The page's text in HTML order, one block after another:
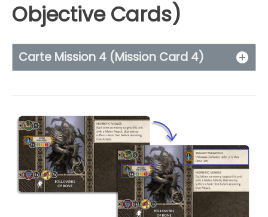
Objective Cards)
Carte Mission 4 (Mission Card 4)